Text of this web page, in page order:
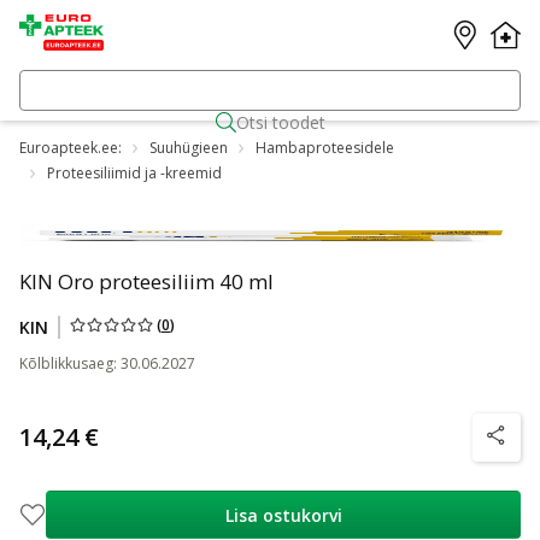
Otsi toodet
Euroapteek.ee: Suuhügieen
Hambaproteesidele
Proteesiliimid ja -kreemid
KIN Oro proteesiliim 40 ml
KIN (0)
Kõlblikkusaeg: 30.06.2027
14,24 € nõuanne
Lisa ostukorvi